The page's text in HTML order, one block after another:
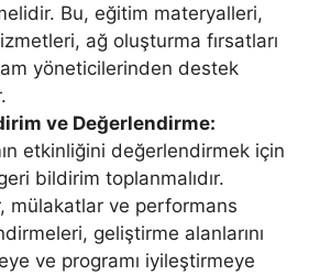
Bu, eğitim materyalleri,
ağ oluşturma fırsatları
yöneticilerinden destek
ve Değerlendirme:
etkinliğini değerlendirmek için
bildirim toplanmalıdır.
mülakatlar ve performans
geliştirme alanlarını
ve programı iyileştirmeye